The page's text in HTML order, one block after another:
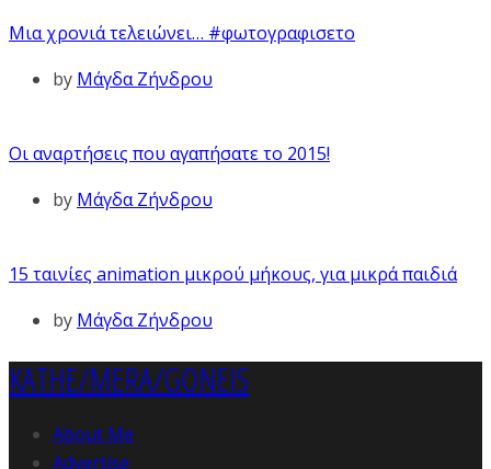
Μια χρονιά τελειώνει… #φωτογραφισετο
by Μάγδα Ζήνδρου
Οι αναρτήσεις που αγαπήσατε το 2015!
by Μάγδα Ζήνδρου
15 ταινίες animation μικρού μήκους, για μικρά παιδιά
by Μάγδα Ζήνδρου
KATHE/MERA/GONEIS
About Me
Advertise